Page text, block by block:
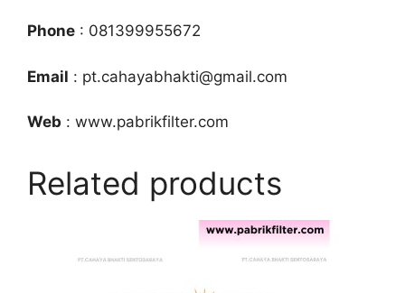
Phone : 081399955672
Email : pt.cahayabhakti@gmail.com
Web : www.pabrikfilter.com
Related products